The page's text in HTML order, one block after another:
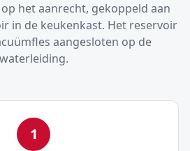
het aanrecht, gekoppeld aan
in de keukenkast. Het reservoir
aangesloten op de
waterleiding.
1